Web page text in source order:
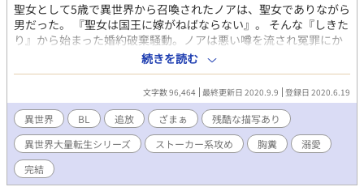
聖女として5歳で異世界から召喚されたノアは、聖女でありながら
男だった。 『聖女は国王に嫁がねばならない』。 そんな『しきた
り』から始まった婚約破棄騒動。ノアは悪い噂を流され冤罪にか
けられ、不毛の地オデッサへ追放となる。死刑宣告のような追放
だったが、ノアの【聖女】としての力は本物だった。 王弟アレク
シスは何もかも捨ててノアを追いかけ、もう遠慮は要らないとば
かりに養い子であったノアに愛を囁く。戸惑いながらも『憧れの
お兄さん』であったアレクシスに少しずつ絆されていくノア。
【聖女】や英雄王弟を失って少しずつ崩壊が始まるヴァンダル王
国。 だがこの不完全な世界は終わりを告げようとしていた。 スパ
ダリ系ストーカー元王弟×フェロモン系天然元聖女(♂)。 異世界
大量転生シリーズ裏世界編、開幕です。 ********************* *
続きを読む
文字数 96,464 最終更新日 2020.9.9 登録日 2020.6.19
異世界 BL 追放 ざまぁ
残酷な描写あり
異世界大量転生シリーズ
ストーカー系攻め 胸糞
溺愛
完結